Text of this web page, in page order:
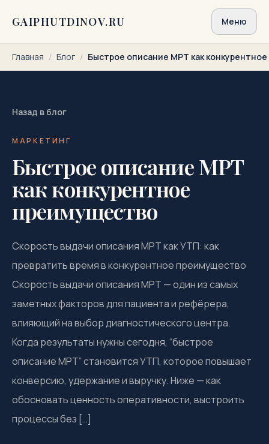
GAIPHUTDINOV.RU Меню
Главная / Блог / Быстрое описание МРТ как
Назад в блог
МАРКЕТИНГ
Быстрое описание МРТ
как конкурентное
преимущество
Скорость выдачи описания МРТ как УТП: как
превратить время в конкурентное преимущество
Скорость выдачи описания МРТ — один из самых
заметных факторов для пациента и рефёрера,
влияющий на выбор диагностического центра.
Когда результаты нужны сегодня, “быстрое
описание МРТ” становится УТП, которое повышает
конверсию, удержание и выручку. Ниже — как
обосновать ценность оперативности, выстроить
процессы без […]